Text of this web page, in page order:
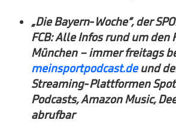
„Die Bayern-Woche“, der
FCB: Alle Infos rund um den
München – immer freitags
meinsportpodcast.deund
Streaming-Plattformen
Podcasts, Amazon Music,
abrufbar